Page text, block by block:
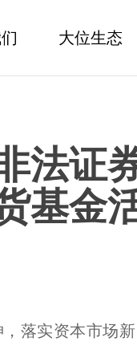
大位生态
法
基金
落实资本市场